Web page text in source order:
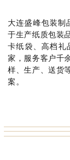
大连盛峰包装制
于生产纸质包装
卡纸袋、高档礼
家，服务客户千
样、生产、送货
案。